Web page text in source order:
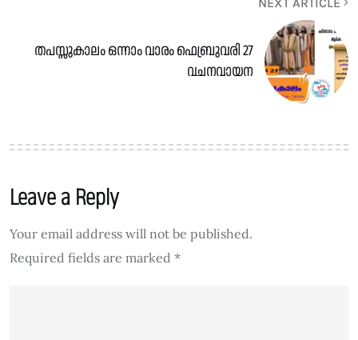
തപസ്സുകാലം ഒന്നാം വാരം ഫെബ്രുവരി 27
വചനവായന
Leave a Reply
Your email address will not be published.
Required fields are marked *